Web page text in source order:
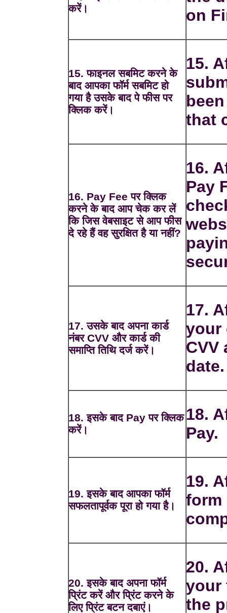
करें।
on
15. फाइनल सबमिट करने के
बाद आपका फॉर्म सबमिट हो
गया है उसके बाद पे फीस पर
क्लिक करें।
15.
that
16. Pay Fee पर क्लिक
करने के बाद आप चेक कर लें
कि जिस वेबसाइट से आप फीस
दे रहे हैं वह सुरक्षित है या नहीं?
16.
Pay
17. उसके बाद अपना कार्ड
नंबर CVV और कार्ड की
समाप्ति तिथि दर्ज करें।
17.
your
CVV
date.
18. इसके बाद Pay पर क्लिक
करें।
18.
Pay.
19. इसके बाद आपका फॉर्म
सफलतापूर्वक पूरा हो गया है।
19.
form
20. इसके बाद अपना फॉर्म
प्रिंट करें और प्रिंट करने के
लिए प्रिंट बटन दबाएं।
20.
your
the